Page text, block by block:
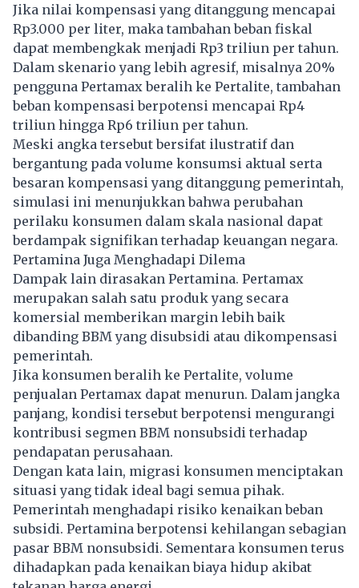
Jika nilai kompensasi yang ditanggung mencapai
Rp3.000 per liter, maka tambahan beban fiskal
dapat membengkak menjadi Rp3 triliun per tahun.
Dalam skenario yang lebih agresif, misalnya 20%
pengguna Pertamaxberalih ke Pertalite, tambahan
beban kompensasi berpotensi mencapai Rp4
triliun hingga Rp6 triliun per tahun.
Meski angka tersebut bersifat ilustratif dan
bergantung pada volume konsumsi aktual serta
besaran kompensasi yang ditanggung pemerintah,
simulasi ini menunjukkan bahwa perubahan
perilaku konsumen dalam skala nasional dapat
berdampak signifikan terhadap keuangan negara.
Pertamina Juga Menghadapi Dilema
Dampak lain dirasakan Pertamina. Pertamax
merupakan salah satu produk yang secara
komersial memberikan margin lebih baik
dibanding BBM yang disubsidi atau dikompensasi
pemerintah.
Jika konsumen beralih ke Pertalite, volume
penjualan Pertamax dapat menurun. Dalam jangka
panjang, kondisi tersebut berpotensi mengurangi
kontribusi segmen BBM nonsubsidi terhadap
pendapatan perusahaan.
Dengan kata lain, migrasi konsumen menciptakan
situasi yang tidak ideal bagi semua pihak.
Pemerintah menghadapi risiko kenaikan beban
subsidi. Pertamina berpotensi kehilangan sebagian
pasar BBM nonsubsidi. Sementara konsumen terus
dihadapkan pada kenaikan biaya hidup akibat